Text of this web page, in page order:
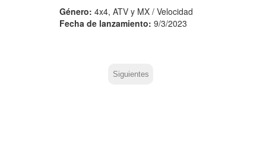
Género: 4x4, ATV y MX / Velocidad
Fecha de lanzamiento: 9/3/2023
Siguientes